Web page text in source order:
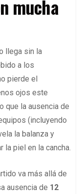
mucha
llega sin la
a los
pierde el
ojos este
que la ausencia de
(incluyendo
la balanza y
la piel en la cancha.
va más allá de
ausencia de 12